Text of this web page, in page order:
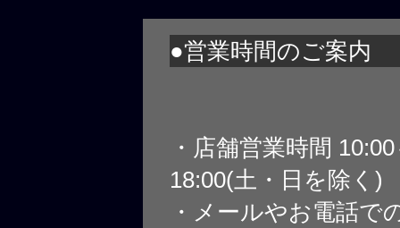
●営業時間のご案内
・店舗営業時間
18:00(土・日を除く)
・メールやお電話で